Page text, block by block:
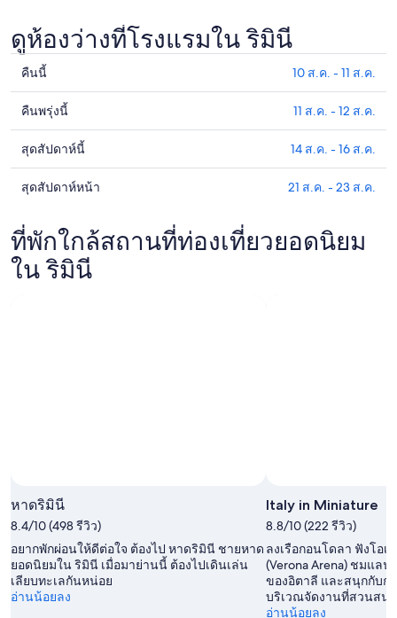
ดูห้องว่างที่โรงแรมใน ริมินี
ดูรา
คา
ที่พัก
ใน
ริ
มินี
คืน
นี้,
10
คืนนี้ 10 ส.ค. - 11 ส.ค.
ดูรา
คา
ที่พัก
ใน
ริ
มินี
สำหรับ
คืน
คืนพรุ่งนี้ 11 ส.ค. - 12 ส.ค.
ดูรา
คา
ที่พัก
ริ
มินี
สำหรับ
สุดสัปดาห์นี้ 14 ส.ค. - 16 ส.ค.
ดูรา
ที่พัก
ใน
ริ
สุดสัปดาห์หน้า 21 ส.ค. - 23 ส.ค.
ที่พักใกล้สถานที่ท่องเที่ยวยอดนิยม
ใน ริมินี
หาดริมินี
8.4/10 (498 รีวิว)
อยากพักผ่อนให้ดีต่อใจ ต้องไป หาดริมินี ชายหาด
ยอดนิยมใน ริมินี เมื่อมาย่านนี้ ต้องไปเดินเล่น
เลียบทะเลกันหน่อย
อ่านน้อยลง
Italy in Miniature
8.8/10 (222 รีวิว)
ลงเรือกอนโดลา ฟังโอเ
(Verona Arena) ชมแล
ของอิตาลี และสนุกกับก
บริเวณจัดงานที่สวนสนุ
อ่านน้อยลง